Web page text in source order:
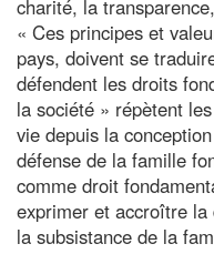
charité, la
« Ces principes et
pays, doivent se
défendent les droits
la société » répètent
vie depuis la
défense de la famille
comme droit
exprimer et accroître
la subsistance de la